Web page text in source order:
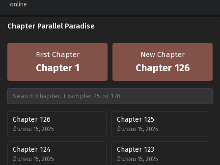
online
Chapter Parallel Paradise
First Chapter
Chapter 1
New Chapter
Chapter 126
Chapter 126
มีนาคม 15, 2025
Chapter 125
มีนาคม 15, 2025
Chapter 124
มีนาคม 15, 2025
Chapter 123
มีนาคม 15, 2025